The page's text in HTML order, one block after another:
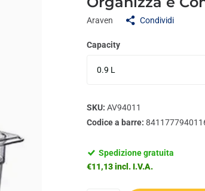
Araven Condividi
Capacity
SKU: AV94011
Codice a barre:
Spedizione gratuita
€11,13 incl. I.V.A.